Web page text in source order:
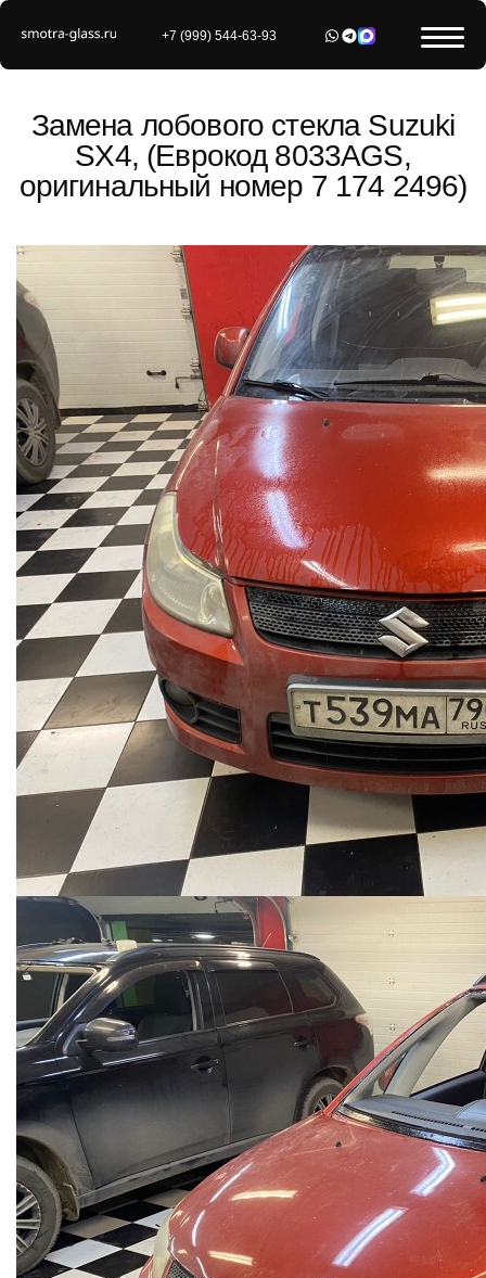
+7 (999) 544-63-93
Замена лобового стекла Suzuki
SX4, (Еврокод 8033AGS,
оригинальный номер 7 174 2496)